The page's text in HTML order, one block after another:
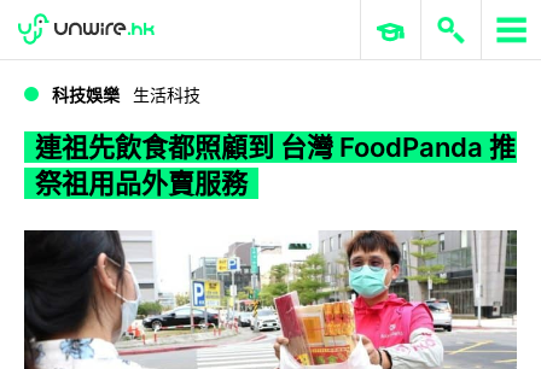
WWDC 2026 ERP 與商業 AI
科技娛樂 生活科技
連祖先飲食都照顧到 台灣 FoodPanda 推
祭祖用品外賣服務